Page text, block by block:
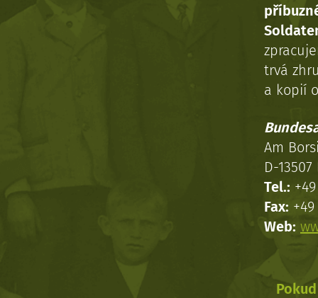
trvá
a kopií
Am
D-
Tel.:
Fax:
Web: